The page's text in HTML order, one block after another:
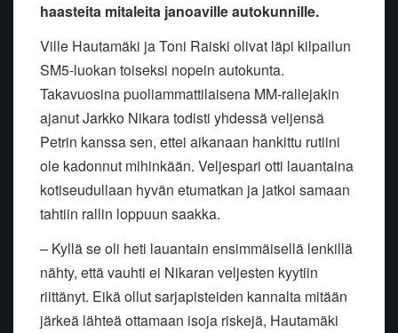
haasteita mitaleita janoaville autokunnille.
Ville Hautamäki ja Toni Raiski olivat läpi kilpailun
SM5-luokan toiseksi nopein autokunta.
Takavuosina puoliammattilaisena MM-rallejakin
ajanut Jarkko Nikara todisti yhdessä veljensä
Petrin kanssa sen, ettei aikanaan hankittu rutiini
ole kadonnut mihinkään. Veljespari otti lauantaina
kotiseudullaan hyvän etumatkan ja jatkoi samaan
tahtiin rallin loppuun saakka.
– Kyllä se oli heti lauantain ensimmäisellä lenkillä
nähty, että vauhti ei Nikaran veljesten kyytiin
riittänyt. Eikä ollut sarjapisteiden kannalta mitään
järkeä lähteä ottamaan isoja riskejä, Hautamäki